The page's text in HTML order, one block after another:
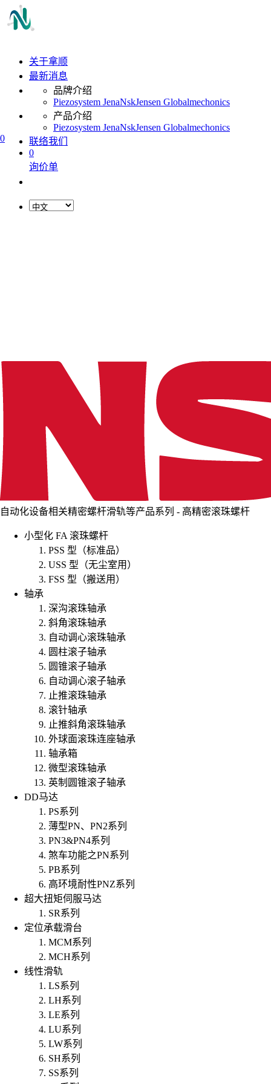
0
关于拿顺
最新消息
品牌介绍
Piezosystem JenaNskJensen Globalmechonics
产品介绍
Piezosystem JenaNskJensen Globalmechonics
联络我们
0
询价单
自动化设备相关精密螺杆滑轨等产品系列 - 高精密滚珠螺杆
小型化 FA 滚珠螺杆
PSS 型（标准品）
USS 型（无尘室用）
FSS 型（搬送用）
轴承
深沟滚珠轴承
斜角滚珠轴承
自动调心滚珠轴承
圆柱滚子轴承
圆锥滚子轴承
自动调心滚子轴承
止推滚珠轴承
滚针轴承
止推斜角滚珠轴承
外球面滚珠连座轴承
轴承箱
微型滚珠轴承
英制圆锥滚子轴承
DD马达
PS系列
薄型PN、PN2系列
PN3&PN4系列
煞车功能之PN系列
PB系列
高环境耐性PNZ系列
超大扭矩伺服马达
SR系列
定位承载滑台
MCM系列
MCH系列
线性滑轨
LS系列
LH系列
LE系列
LU系列
LW系列
SH系列
SS系列